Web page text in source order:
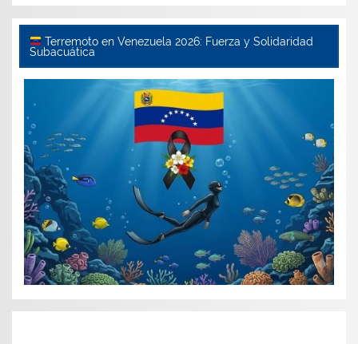
Terremoto en Venezuela 2026: Fuerza y Solidaridad
Subacuática